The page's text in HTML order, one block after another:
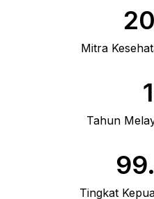
Mitra
Tahun
Tingkat